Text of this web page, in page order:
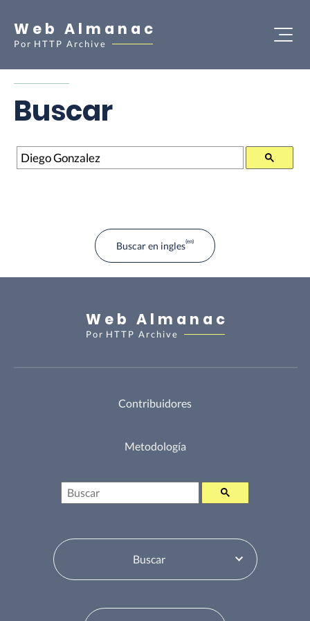
Web Almanac
Por HTTP Archive
Buscar
Buscar
Buscar en ingles
Web Almanac
Por HTTP Archive
Contribuidores
Metodología
Buscar
Selector de tabla de contenidos